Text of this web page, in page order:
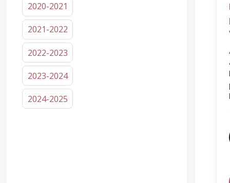
2020-2021
2021-2022
2022-2023
2023-2024
2024-2025